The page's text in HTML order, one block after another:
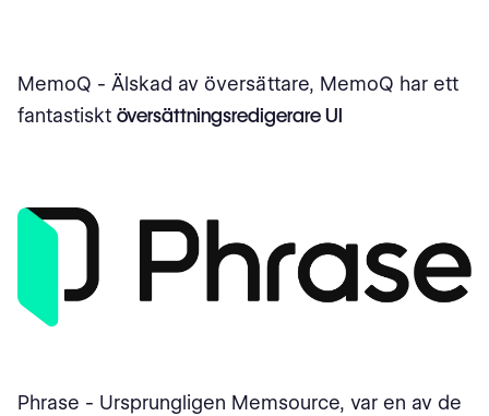
MemoQ - Älskad av översättare, MemoQ har ett
fantastiskt översättningsredigerare UI
Phrase - Ursprungligen Memsource, var en av de